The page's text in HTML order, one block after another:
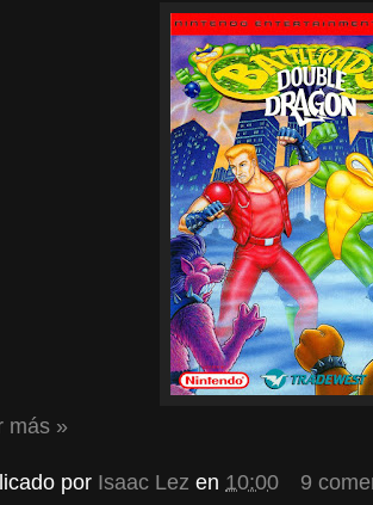
más »
por Isaac Lez en 10:00
9